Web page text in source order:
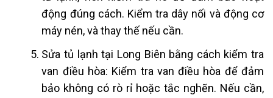
động đúng cách. Kiểm tra dây nối và động cơ
máy nén, và thay thế nếu cần.
Sửa tủ lạnh tại Long Biên bằng cách kiểm tra
van điều hòa: Kiểm tra van điều hòa để đảm
bảo không có rò rỉ hoặc tắc nghẽn. Nếu cần,